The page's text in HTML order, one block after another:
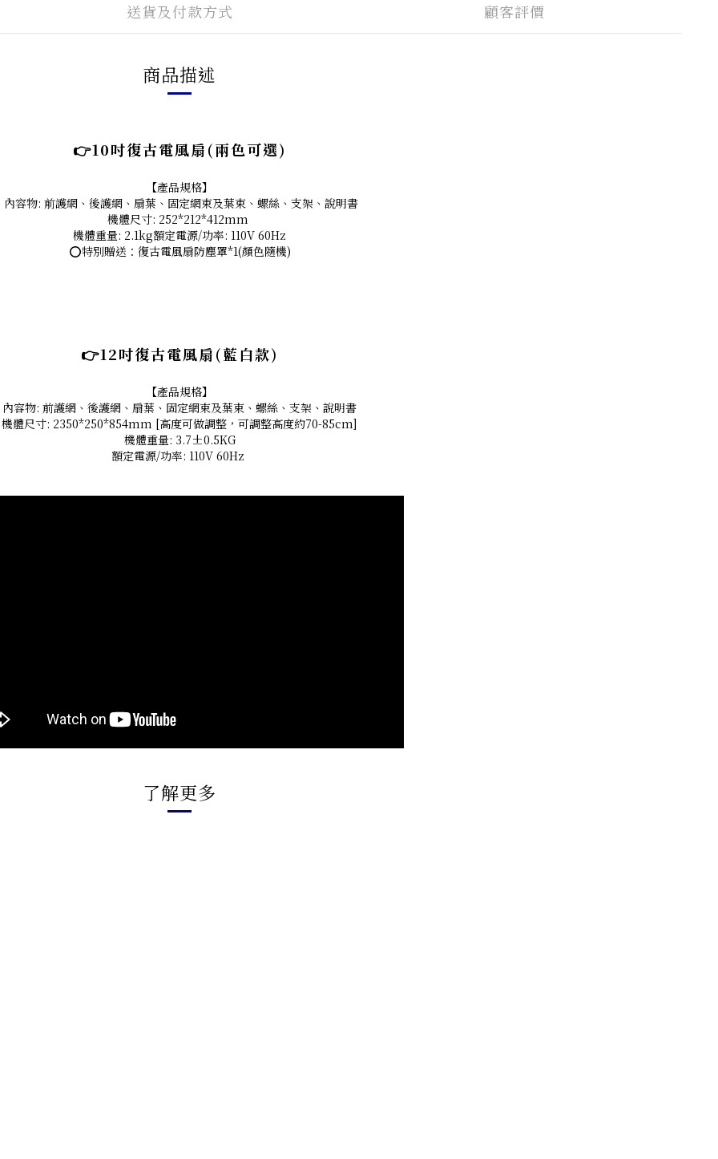
送貨及付款方式 顧客評價
商品描述
👉10吋復古電風扇(兩色可選)
【產品規格】
內容物: 前護網、後護網、扇葉、固定網束及葉束、螺絲、支架、說明書
機體尺寸: 252*212*412mm
機體重量: 2.1kg額定電源/功率: 110V 60Hz
⭕特別贈送：復古電風扇防塵罩*1(顏色隨機)
👉12吋復古電風扇(藍白款)
【產品規格】
內容物: 前護網、後護網、扇葉、固定網束及葉束、螺絲、支架、說明書
機體尺寸: 2350*250*854mm [高度可做調整，可調整高度約70-85cm]
機體重量: 3.7±0.5KG
額定電源/功率: 110V 60Hz
了解更多